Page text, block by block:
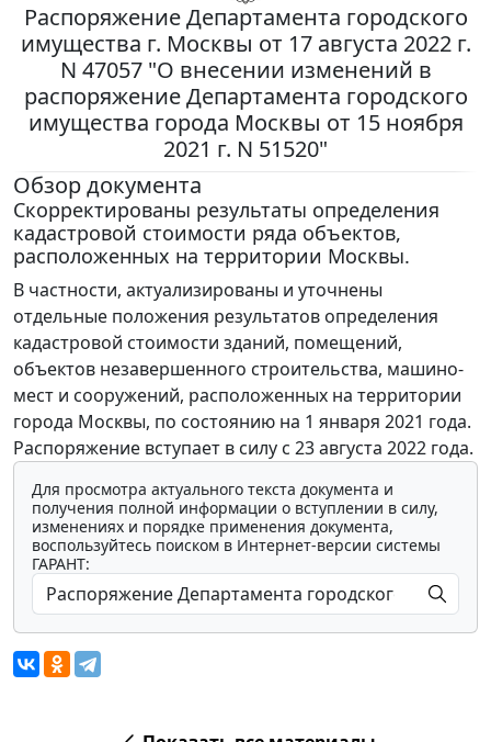
Распоряжение Департамента городского
имущества г. Москвы от 17 августа 2022 г.
N 47057 "О внесении изменений в
распоряжение Департамента городского
имущества города Москвы от 15 ноября
2021 г. N 51520"
Обзор документа
Скорректированы результаты определения
кадастровой стоимости ряда объектов,
расположенных на территории Москвы.
В частности, актуализированы и уточнены
отдельные положения результатов определения
кадастровой стоимости зданий, помещений,
объектов незавершенного строительства, машино-
мест и сооружений, расположенных на территории
города Москвы, по состоянию на 1 января 2021 года.
Распоряжение вступает в силу с 23 августа 2022 года.
Для просмотра актуального текста документа и
получения полной информации о вступлении в силу,
изменениях и порядке применения документа,
воспользуйтесь поиском в Интернет-версии системы
ГАРАНТ: